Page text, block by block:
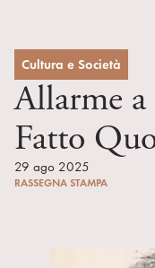
Cultura e Società
Allarme
Fatto
29 ago 2025
RASSEGNA STAMPA